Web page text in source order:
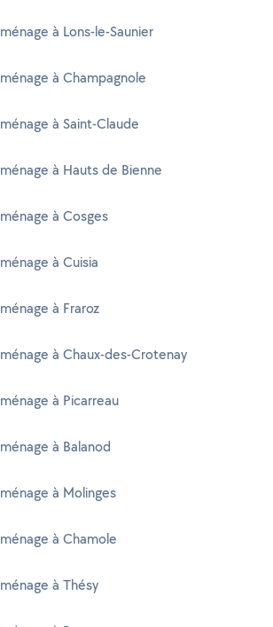
à Lons-le-Saunier
à Champagnole
à Saint-Claude
à Hauts de Bienne
à Cosges
à Cuisia
à Fraroz
à Chaux-des-Crotenay
à Picarreau
à Balanod
à Molinges
à Chamole
à Thésy